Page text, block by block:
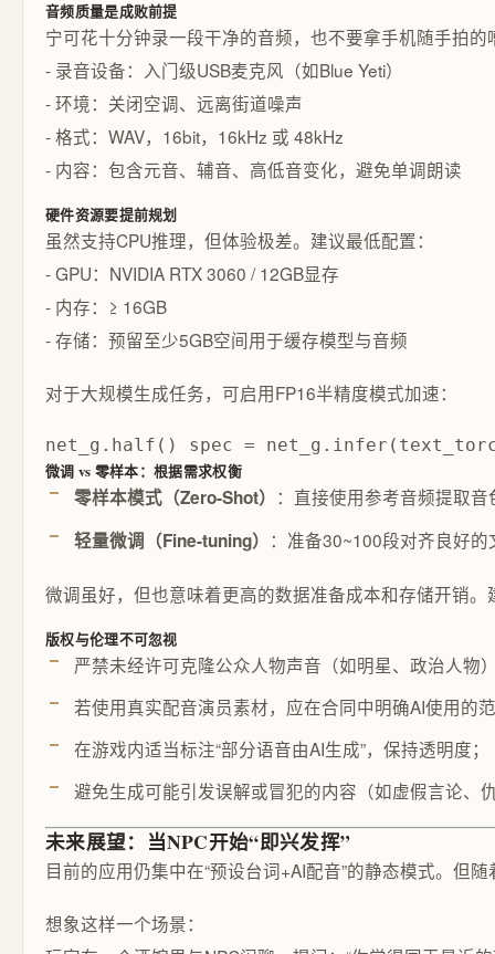
音频质量是成败前提
宁可花十分钟录一段干净的音频，也不要拿手机随手拍
- 录音设备：入门级USB麦克风（如Blue Yeti）
- 环境：关闭空调、远离街道噪声
- 格式：WAV，16bit，16kHz 或 48kHz
- 内容：包含元音、辅音、高低音变化，避免单调朗读
硬件资源要提前规划
虽然支持CPU推理，但体验极差。建议最低配置：
- GPU：NVIDIA RTX 3060 / 12GB显存
- 内存：≥ 16GB
- 存储：预留至少5GB空间用于缓存模型与音频
对于大规模生成任务，可启用FP16半精度模式加速：
net_g.half() spec =
微调 vs 零样本：根据需求权衡
零样本模式（Zero-Shot） ：直接使用参考音频提取
轻量微调（Fine-tuning） ：准备30~100段对齐良好
微调虽好，但也意味着更高的数据准备成本和存储开销
版权与伦理不可忽视
严禁未经许可克隆公众人物声音（如明星、政治人物
若使用真实配音演员素材，应在合同中明确AI使用的
在游戏内适当标注“部分语音由AI生成”，保持透明度；
避免生成可能引发误解或冒犯的内容（如虚假言论、
未来展望：当NPC开始“即兴发挥”
目前的应用仍集中在“预设台词+AI配音”的静态模式。但
想象这样一个场景：